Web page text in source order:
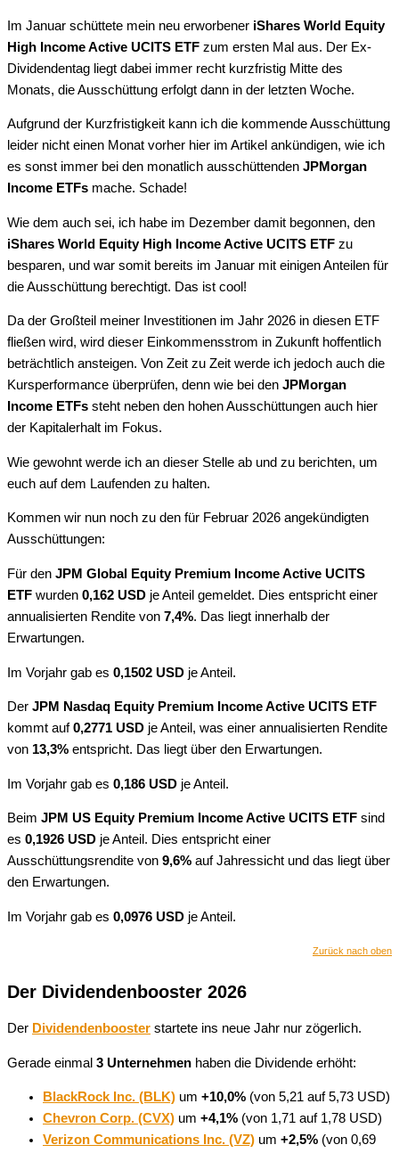
Im Januar schüttete mein neu erworbener iShares World Equity
High Income Active UCITS ETF zum ersten Mal aus. Der Ex-
Dividendentag liegt dabei immer recht kurzfristig Mitte des
Monats, die Ausschüttung erfolgt dann in der letzten Woche.
Aufgrund der Kurzfristigkeit kann ich die kommende Ausschüttung
leider nicht einen Monat vorher hier im Artikel ankündigen, wie ich
es sonst immer bei den monatlich ausschüttenden JPMorgan
Income ETFs mache. Schade!
Wie dem auch sei, ich habe im Dezember damit begonnen, den
iShares World Equity High Income Active UCITS ETF zu
besparen, und war somit bereits im Januar mit einigen Anteilen für
die Ausschüttung berechtigt. Das ist cool!
Da der Großteil meiner Investitionen im Jahr 2026 in diesen ETF
fließen wird, wird dieser Einkommensstrom in Zukunft hoffentlich
beträchtlich ansteigen. Von Zeit zu Zeit werde ich jedoch auch die
Kursperformance überprüfen, denn wie bei den JPMorgan
Income ETFs steht neben den hohen Ausschüttungen auch hier
der Kapitalerhalt im Fokus.
Wie gewohnt werde ich an dieser Stelle ab und zu berichten, um
euch auf dem Laufenden zu halten.
Kommen wir nun noch zu den für Februar 2026 angekündigten
Ausschüttungen:
Für den JPM Global Equity Premium Income Active UCITS
ETF wurden 0,162 USD je Anteil gemeldet. Dies entspricht einer
annualisierten Rendite von 7,4%. Das liegt innerhalb der
Erwartungen.
Im Vorjahr gab es 0,1502 USD je Anteil.
Der JPM Nasdaq Equity Premium Income Active UCITS ETF
kommt auf0,2771 USD je Anteil, was einer annualisierten Rendite
von 13,3% entspricht. Das liegt über den Erwartungen.
Im Vorjahr gab es 0,186 USD je Anteil.
Beim JPM US Equity Premium Income Active UCITS ETF sind
es 0,1926 USD je Anteil. Dies entspricht einer
Ausschüttungsrendite von 9,6% auf Jahressicht und das liegt über
den Erwartungen.
Im Vorjahr gab es 0,0976 USD je Anteil.
Zurück nach oben
Der Dividendenbooster 2026
Der Dividendenbooster startete ins neue Jahr nur zögerlich.
Gerade einmal 3 Unternehmen haben die Dividende erhöht:
BlackRock Inc. (BLK) um +10,0% (von 5,21 auf 5,73 USD)
Chevron Corp. (CVX) um +4,1% (von 1,71 auf 1,78 USD)
Verizon Communications Inc. (VZ) um +2,5% (von 0,69